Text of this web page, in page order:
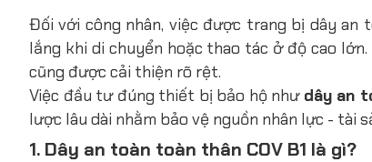
Đối với công nhân, việc được trang bị dây
lắng khi di chuyển hoặc thao tác ở độ cao
cũng được cải thiện rõ rệt.
Việc đầu tư đúng thiết bị bảo hộ như dây an
lược lâu dài nhằm bảo vệ nguồn nhân lực - tài
1. Dây an toàn toàn thân COV B1 là gì?